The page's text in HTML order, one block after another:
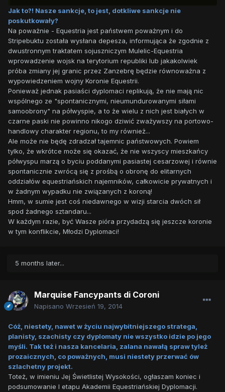
Jak to?! Nasze sankcje, to jest, dotkliwe sankcje nie
poskutkowały?
Na poważnie - Equestria jest państwem poważnym i do
Stripebuktu została wysłana depesza, informująca że zgodnie z
dwustronnym traktatem sojuszniczym Mulelic-Equestria
wprowadzenie wojsk na terytorium republiki lub jakakolwiek
próba zmiany jej granic przez Zanzebrę będzie równoważna z
wypowiedzeniem wojny Koronie Equestrii.
Ponieważ jednak pasiaści dyplomaci replikują, że nie mają nic
wspólnego ze "spontanicznymi, nieumundurowanymi siłami
samoobrony" na półwyspie, a to że wielu z nich jest białych w
czarne paski nie powinno nikogo dziwić zważywszy na portowo-
handlowy charakter regionu, to my również...
Ale może nie będę zdradzał tajemnic państwowych. Powiem
tylko, że wkrótce może się okazać, że nie wszyscy mieszkańcy
półwyspu marzą o byciu poddanymi pasiastej cesarzowej i równie
spontanicznie zwrócą się z prośbą o obronę do elitarnych
oddziałów equestriańskich najemników, całkowicie prywatnych i
w żadnym wypadku nie związanych z koroną!
Hmm, w sumie jest coś niedawnego w wizji starcia dwóch sił
spod żadnego sztandaru...
W każdym razie, być Wasze pióra przydadzą się jeszcze koronie
w tym konflikcie, Młodzi Dyplomaci!
5 months later...
Marquise Fancypants di Coroni
Napisano Wrzesień 19, 2014
Cóż, niestety, nawet w życiu najwybitniejszego stratega,
planisty, szachisty czy dyplomaty nie wszystko idzie po jego
myśli. Tak też i nasza kancelaria, zalana nawałą spraw tyleż
prozaicznych, co poważnych, musi niestety przerwać ów
szlachetny projekt.
Toteż, w imieniu Jej Świetlistej Wysokości, ogłaszam koniec i
podsumowanie I etapu Akademii Equestriańskiej Dyplomacji.